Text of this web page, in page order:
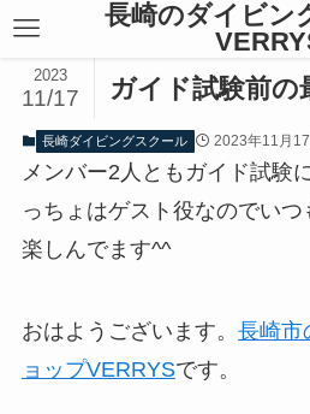
長崎のダイビン
ガイド試験前の
2023
11/17
長崎ダイビングスクール 2023年11月17
メンバー2人ともガイド試験
っちょはゲスト役なのでい
楽しんでます^^
おはようございます。 長崎市
ョップVERRYSです。